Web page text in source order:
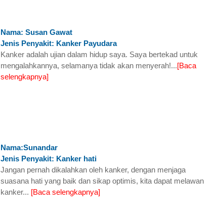
Nama: Susan Gawat
Jenis Penyakit: Kanker Payudara
Kanker adalah ujian dalam hidup saya. Saya bertekad untuk
mengalahkannya, selamanya tidak akan menyerah!...[Baca
selengkapnya]
Nama:Sunandar
Jenis Penyakit: Kanker hati
Jangan pernah dikalahkan oleh kanker, dengan menjaga
suasana hati yang baik dan sikap optimis, kita dapat melawan
kanker... [Baca selengkapnya]